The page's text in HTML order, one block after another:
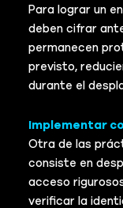
Para lograr un
deben cifrar
permanecen
previsto,
durante el
Implementar
Otra de las
consiste en
acceso
verificar la